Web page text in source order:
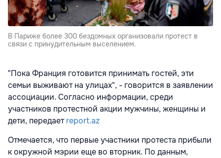
В Париже более 300 бездомных организовали протест в
связи с принудительным выселением.
"Пока Франция готовится принимать гостей, эти
семьи выживают на улицах", - говорится в заявлении
ассоциации. Согласно информации, среди
участников протестной акции мужчины, женщины и
дети, передаетreport.az
Отмечается, что первые участники протеста прибыли
к окружной мэрии еще во вторник. По данным,